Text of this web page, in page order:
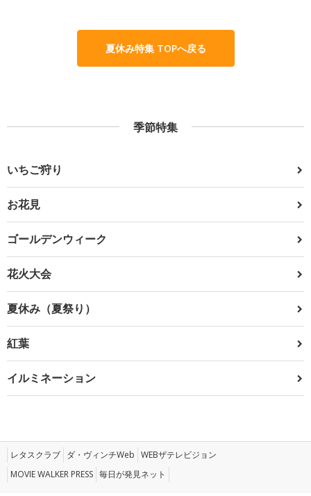
夏休み特集 TOPへ戻る
季節特集
いちご狩り
お花見
ゴールデンウィーク
花火大会
夏休み（夏祭り）
紅葉
イルミネーション
レタスクラブ ダ・ヴィンチWeb WEBザテレビジョン
MOVIE WALKER PRESS 毎日が発見ネット